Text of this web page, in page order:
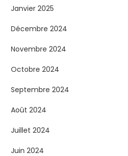
Janvier 2025
Décembre 2024
Novembre 2024
Octobre 2024
Septembre 2024
Août 2024
Juillet 2024
Juin 2024